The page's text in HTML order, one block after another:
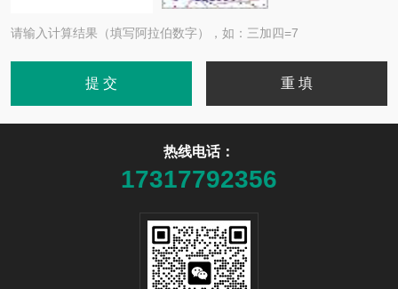
请输入计算结果（填写阿拉伯数字），如：三加四=7
热线电话：
17317792356